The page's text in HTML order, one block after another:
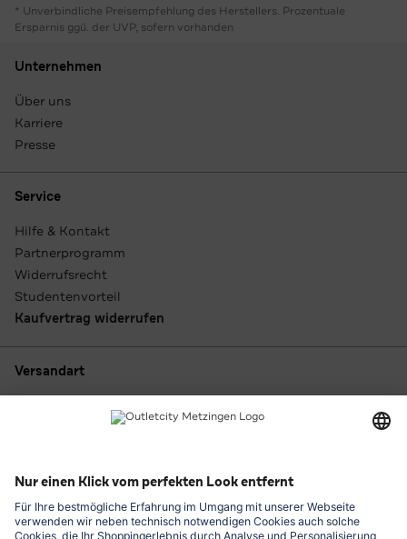
* Unverbindliche Preisempfehlung des Herstellers. Prozentuale
Ersparnis ggü. der UVP, sofern vorhanden
Unternehmen
Über uns
Karriere
Presse
Service
Hilfe & Kontakt
Partnerprogramm
Widerrufsrecht
Studentenvorteil
Kaufvertrag widerrufen
Versandart